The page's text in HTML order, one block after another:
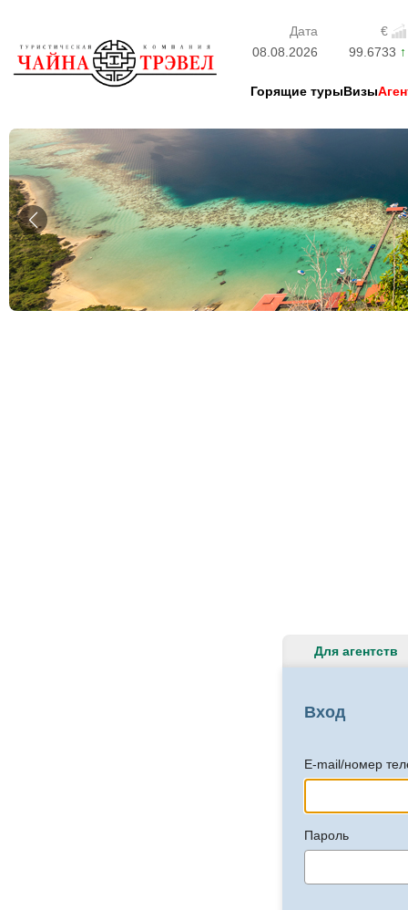
Дата
€
08.08.2026
99.6733
Горящие турыВизы
Для агентств
Вход
E-mail/номер
Пароль